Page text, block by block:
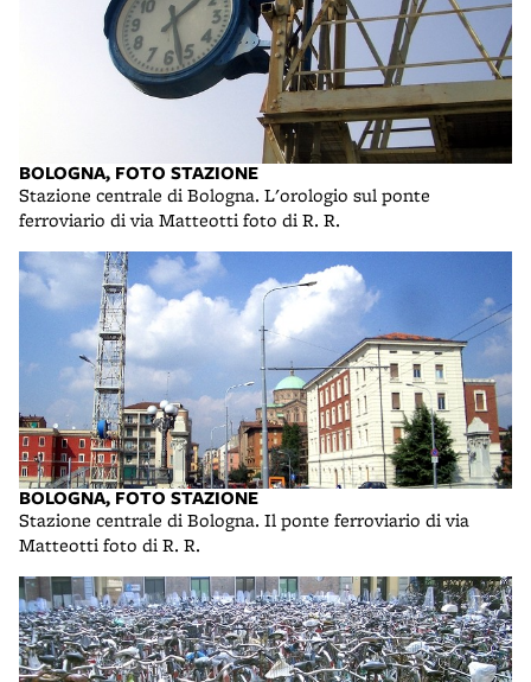
BOLOGNA, FOTO STAZIONE
Stazione centrale di Bologna. L'orologio sul ponte
ferroviario di via Matteotti foto di R. R.
BOLOGNA, FOTO STAZIONE
Stazione centrale di Bologna. Il ponte ferroviario di via
Matteotti foto di R. R.